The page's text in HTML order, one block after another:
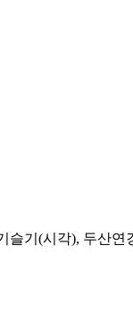
기(시각), 두산연